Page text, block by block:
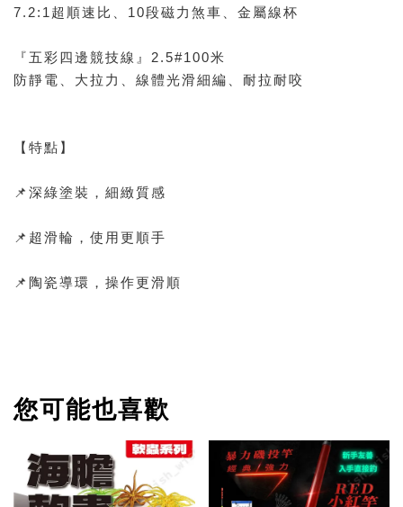
7.2:1超順速比、10段磁力煞車、金屬線杯
『五彩四邊競技線』2.5#100米
防靜電、大拉力、線體光滑細編、耐拉耐咬
【特點】
📌深綠塗裝，細緻質感
📌超滑輪，使用更順手
📌陶瓷導環，操作更滑順
您可能也喜歡